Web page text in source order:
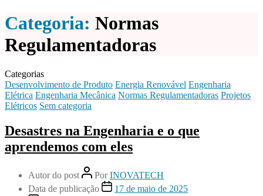
Categoria: Normas
Regulamentadoras
Categorias
Desenvolvimento de Produto Energia Renovável Engenharia
Elétrica Engenharia Mecânica Normas Regulamentadoras Projetos
Elétricos Sem categoria
Desastres na Engenharia e o que
aprendemos com eles
Autor do post PorINOVATECH
Data de publicação
17 de maio de 2025